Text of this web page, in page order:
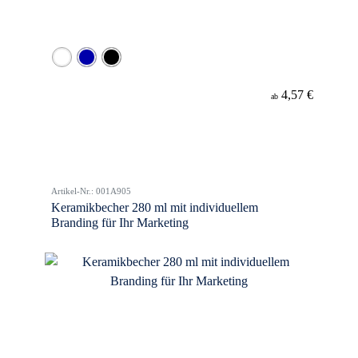
ab 4,57 €
Artikel-Nr.: 001A905
Keramikbecher 280 ml mit individuellem
Branding für Ihr Marketing